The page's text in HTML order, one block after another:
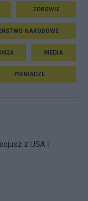
ZDROWIE
NARODOWE
MEDIA
PIENIĄDZE
z USA i